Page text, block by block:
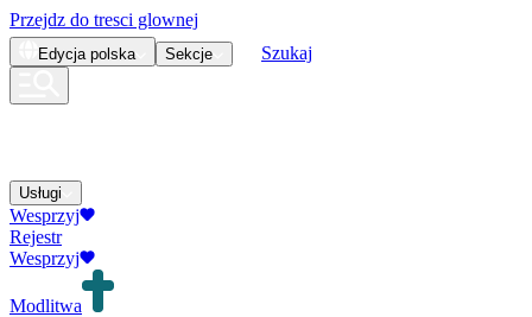
Przejdz do tresci glownej
Edycja polska Sekcje Szukaj
Usługi
Wesprzyj
Rejestr
Wesprzyj
Modlitwa